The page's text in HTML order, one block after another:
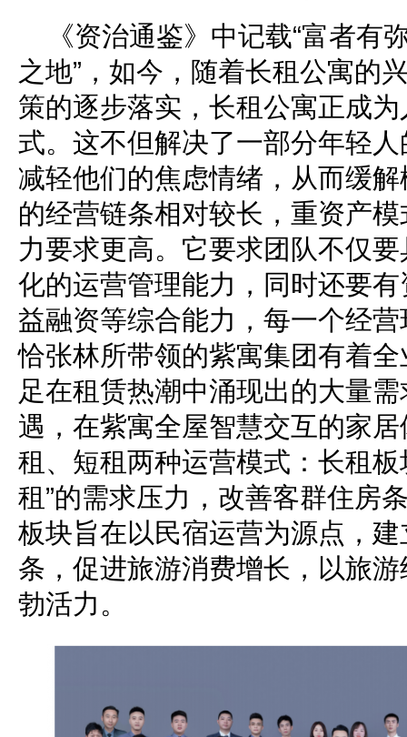
《资治通鉴》中记载“富者有
之地”，如今，随着长租公寓的
策的逐步落实，长租公寓正成
式。这不但解决了一部分年轻
减轻他们的焦虑情绪，从而缓
的经营链条相对较长，重资产
力要求更高。它要求团队不仅
化的运营管理能力，同时还要
益融资等综合能力，每一个经
恰张林所带领的紫寓集团有着
足在租赁热潮中涌现出的大量
遇，在紫寓全屋智慧交互的家
租、短租两种运营模式：长租
租”的需求压力，改善客群住房
板块旨在以民宿运营为源点，
条，促进旅游消费增长，以旅
勃活力。